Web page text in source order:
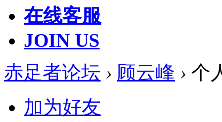
在线客服
JOIN US
赤足者论坛 › 顾云峰 › 个
加为好友